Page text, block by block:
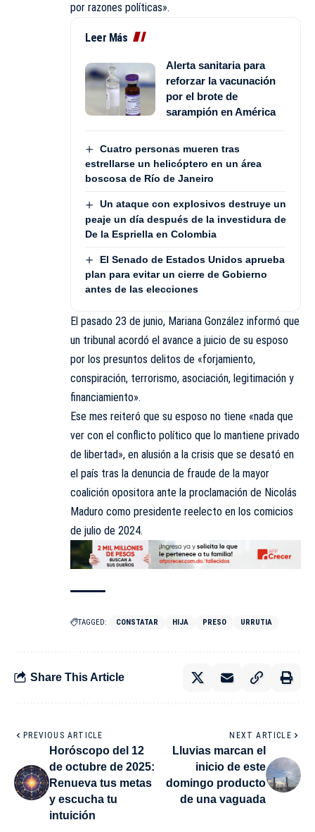
por razones políticas».
Leer Más
Alerta sanitaria para
reforzar la vacunación
por el brote de
sarampión en América
Cuatro personas mueren tras
estrellarse un helicóptero en un área
boscosa de Río de Janeiro
Un ataque con explosivos destruye un
peaje un día después de la investidura de
De la Espriella en Colombia
El Senado de Estados Unidos aprueba
plan para evitar un cierre de Gobierno
antes de las elecciones
El pasado 23 de junio, Mariana González informó que
un tribunal acordó el avance a juicio de su esposo
por los presuntos delitos de «forjamiento,
conspiración, terrorismo, asociación, legitimación y
financiamiento».
Ese mes reiteró que su esposo no tiene «nada que
ver con el conflicto político que lo mantiene privado
de libertad», en alusión a la crisis que se desató en
el país tras la denuncia de fraude de la mayor
coalición opositora ante la proclamación de Nicolás
Maduro como presidente reelecto en los comicios
de julio de 2024.
TAGGED: CONSTATAR HIJA PRESO URRUTIA
Share This Article
PREVIOUS ARTICLE
Horóscopo del 12
de octubre de 2025:
Renueva tus metas
y escucha tu
intuición
NEXT ARTICLE
Lluvias marcan el
inicio de este
domingo producto
de una vaguada